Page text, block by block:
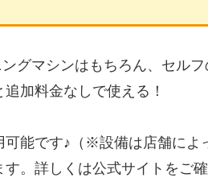
グマシンはもちろん、セル
加料金なしで使える！
可能です♪（※設備は店舗によ
。詳しくは公式サイトをご確